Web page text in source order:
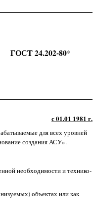
ГОСТ 24.202-80*
с 01.01 1981 г.
для всех уровней
создания АСУ».
необходимости и технико-
объектах или как